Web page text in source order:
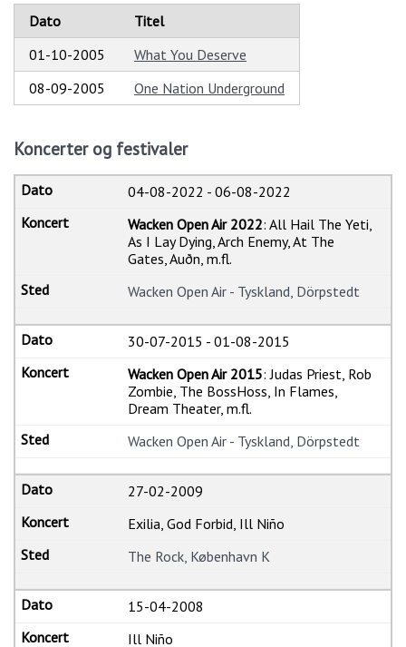
Dato
Titel
01-10-2005
What You Deserve
08-09-2005
One Nation Underground
Koncerter og festivaler
04-08-2022 -06-08-2022
Wacken Open Air 2022: All Hail The Yeti,
As I Lay Dying, Arch Enemy, At The
Gates, Auðn, m.fl.
Wacken Open Air - Tyskland, Dörpstedt
30-07-2015 -01-08-2015
Wacken Open Air 2015: Judas Priest, Rob
Zombie, The BossHoss, In Flames,
Dream Theater, m.fl.
Wacken Open Air - Tyskland, Dörpstedt
27-02-2009
Exilia, God Forbid, Ill Niño
The Rock, København K
15-04-2008
Ill Niño